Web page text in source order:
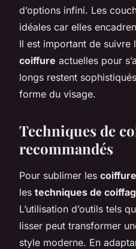
d’options infini. Les
idéales car elles
Il est important de suivre
coiffure actuelles pour
longs restent
forme du visage.
Techniques de
recommandés
Pour sublimer les
les techniques de
L’utilisation d’outils tels
lisser peut transformer
style moderne. En